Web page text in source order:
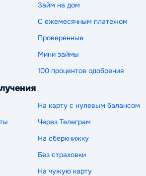
Займ на дом
С ежемесячным платежом
Проверенные
Мини займы
100 процентов одобрения
На карту с нулевым балансом
Через Телеграм
На сберкнижку
Без страховки
На чужую карту